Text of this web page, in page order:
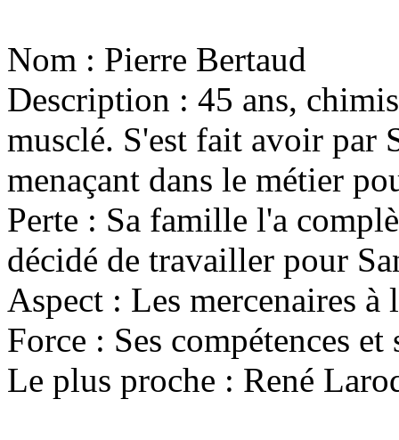
Nom : Pierre Bertaud
Description : 45 ans,
musclé. S'est fait avoir par
menaçant dans le métier
Perte : Sa famille l'a
décidé de travailler pour
Aspect : Les mercenaires à
Force : Ses compétences
Le plus proche : René